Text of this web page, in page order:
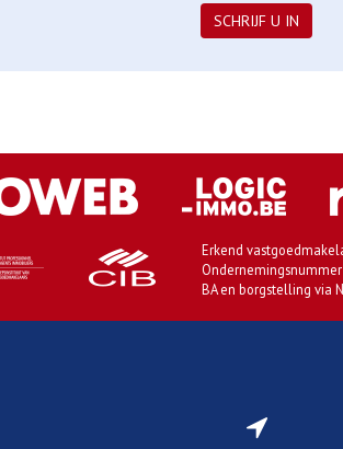
SCHRIJF U IN
Erkend
BA en borgstelling via